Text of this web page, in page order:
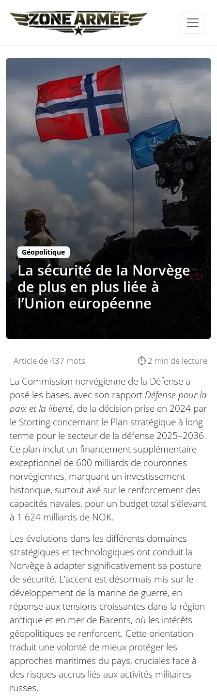
Géopolitique
La sécurité de la Norvège
de plus en plus liée à
l’Union européenne
Article de 437 mots ⏱️ 2 min de lecture
La Commission norvégienne de la Défense a
posé les bases, avec son rapport Défense pour la
paix et la liberté, de la décision prise en 2024 par
le Storting concernant le Plan stratégique à long
terme pour le secteur de la défense 2025–2036.
Ce plan inclut un financement supplémentaire
exceptionnel de 600 milliards de couronnes
norvégiennes, marquant un investissement
historique, surtout axé sur le renforcement des
capacités navales, pour un budget total s’élevant
à 1 624 milliards de NOK.
Les évolutions dans les différents domaines
stratégiques et technologiques ont conduit la
Norvège à adapter significativement sa posture
de sécurité. L’accent est désormais mis sur le
développement de la marine de guerre, en
réponse aux tensions croissantes dans la région
arctique et en mer de Barents, où les intérêts
géopolitiques se renforcent. Cette orientation
traduit une volonté de mieux protéger les
approches maritimes du pays, cruciales face à
des risques accrus liés aux activités militaires
russes.